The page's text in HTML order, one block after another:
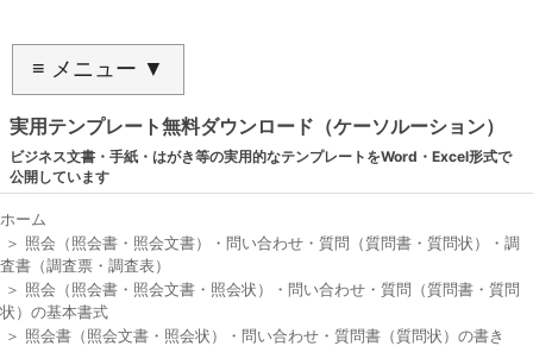
≡ メニュー ▼
実用テンプレート無料ダウンロード（ケーソルーション）
ビジネス文書・手紙・はがき等の実用的なテンプレートをWord・Excel形式で
公開しています
ホーム
＞ 照会（照会書・照会文書）・問い合わせ・質問（質問書・質問状）・調
査書（調査票・調査表）
＞ 照会（照会書・照会文書・照会状）・問い合わせ・質問（質問書・質問
状）の基本書式
＞ 照会書（照会文書・照会状）・問い合わせ・質問書（質問状）の書き